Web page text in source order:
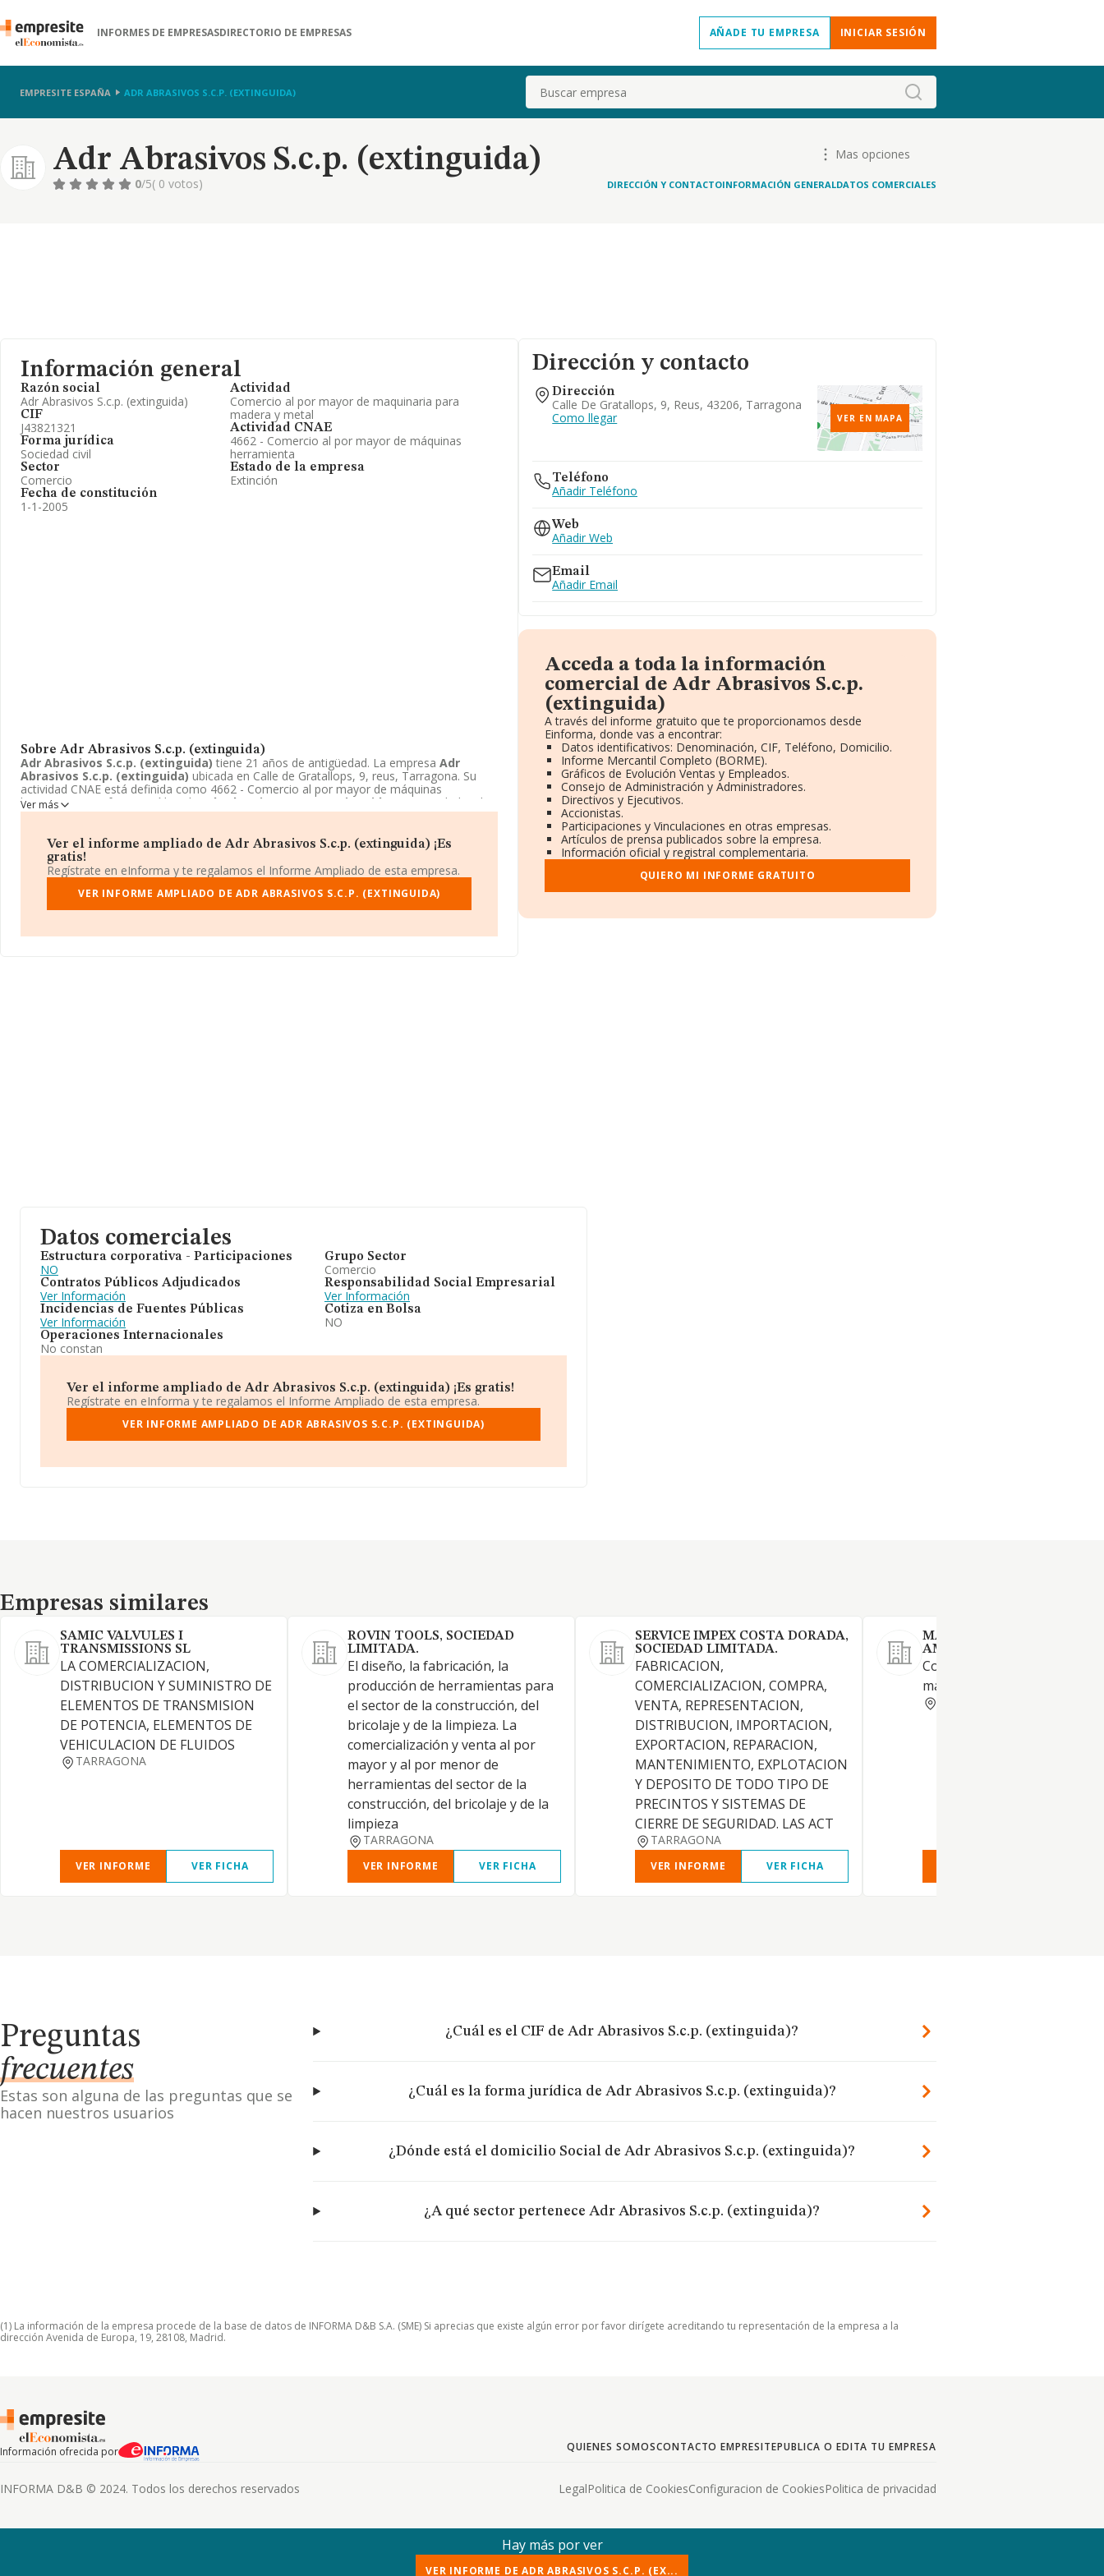
INFORMES DE EMPRESASDIRECTORIO DE EMPRESAS AÑADE TU EMPRESA INICIAR SESIÓN
EMPRESITE ESPAÑA ADR ABRASIVOS S.C.P. (EXTINGUIDA) Buscar
Adr Abrasivos S.c.p. (extinguida)
Mas opciones
0/5( 0 votos) DIRECCIÓN Y CONTACTOINFORMACIÓN GENERALDATOS COMERCIALES
Información general
Razón social
Adr Abrasivos S.c.p. (extinguida)
CIF
J43821321
Forma jurídica
Sociedad civil
Sector
Comercio
Fecha de constitución
1-1-2005
Actividad
Comercio al por mayor de maquinaria para
madera y metal
Actividad CNAE
4662 - Comercio al por mayor de máquinas
herramienta
Estado de la empresa
Extinción
Sobre Adr Abrasivos S.c.p. (extinguida)
Adr Abrasivos S.c.p. (extinguida) tiene 21 años de antigüedad. La empresa Adr
Abrasivos S.c.p. (extinguida) ubicada en Calle de Gratallops, 9, reus, Tarragona. Su
actividad CNAE está definida como 4662 - Comercio al por mayor de máquinas
herramienta. La forma jurídica de
Adr Abrasivos S.c.p. (extinguida) es Sociedad civil.
Ver más
Ver el informe ampliado de Adr Abrasivos S.c.p. (extinguida) ¡Es
gratis!
Regístrate en eInforma y te regalamos el Informe Ampliado de esta empresa.
VER INFORME AMPLIADO DE ADR ABRASIVOS S.C.P. (EXTINGUIDA)
Dirección y contacto
Dirección
Calle De Gratallops, 9, Reus, 43206, Tarragona
Como llegar
VER EN MAPA
Teléfono
Añadir Teléfono
Web
Añadir Web
Email
Añadir Email
Acceda a toda la información
comercial de Adr Abrasivos S.c.p.
(extinguida)
A través del informe gratuito que te proporcionamos desde
Einforma, donde vas a encontrar:
Datos identificativos: Denominación, CIF, Teléfono, Domicilio.
Informe Mercantil Completo (BORME).
Gráficos de Evolución Ventas y Empleados.
Consejo de Administración y Administradores.
Directivos y Ejecutivos.
Accionistas.
Participaciones y Vinculaciones en otras empresas.
Artículos de prensa publicados sobre la empresa.
Información oficial y registral complementaria.
QUIERO MI INFORME GRATUITO
Datos comerciales
Estructura corporativa - Participaciones
NO
Contratos Públicos Adjudicados
Ver Información
Incidencias de Fuentes Públicas
Ver Información
Operaciones Internacionales
No constan
Grupo Sector
Comercio
Responsabilidad Social Empresarial
Ver Información
Cotiza en Bolsa
NO
Ver el informe ampliado de Adr Abrasivos S.c.p. (extinguida) ¡Es gratis!
Regístrate en eInforma y te regalamos el Informe Ampliado de esta empresa.
VER INFORME AMPLIADO DE ADR ABRASIVOS S.C.P. (EXTINGUIDA)
Empresas similares
Empresas similares
SAMIC VALVULES I
TRANSMISSIONS SL
LA COMERCIALIZACION,
DISTRIBUCION Y SUMINISTRO DE
ELEMENTOS DE TRANSMISION
DE POTENCIA, ELEMENTOS DE
VEHICULACION DE FLUIDOS
TARRAGONA
VER INFORME VER FICHA
ROVIN TOOLS, SOCIEDAD
LIMITADA.
El diseño, la fabricación, la
producción de herramientas para
el sector de la construcción, del
bricolaje y de la limpieza. La
comercialización y venta al por
mayor y al por menor de
herramientas del sector de la
construcción, del bricolaje y de la
limpieza
TARRAGONA
VER INFORME VER FICHA
SERVICE IMPEX COSTA DORADA,
SOCIEDAD LIMITADA.
FABRICACION,
COMERCIALIZACION, COMPRA,
VENTA, REPRESENTACION,
DISTRIBUCION, IMPORTACION,
EXPORTACION, REPARACION,
MANTENIMIENTO, EXPLOTACION
Y DEPOSITO DE TODO TIPO DE
PRECINTOS Y SISTEMAS DE
CIERRE DE SEGURIDAD. LAS ACT
TARRAGONA
VER INFORME VER FICHA
MAQUINARIA Y
AMCA SL
Comercio al por mayor de
maquinaria de aluminio y
Preguntas
frecuentes
Estas son alguna de las preguntas que se
hacen nuestros usuarios
¿Cuál es el CIF de Adr Abrasivos S.c.p. (extinguida)?
¿Cuál es la forma jurídica de Adr Abrasivos S.c.p. (extinguida)?
¿Dónde está el domicilio Social de Adr Abrasivos S.c.p. (extinguida)?
¿A qué sector pertenece Adr Abrasivos S.c.p. (extinguida)?
(1) La información de la empresa procede de la base de datos de INFORMA D&B S.A. (SME) Si aprecias que existe algún error por favor dirígete acreditando tu representación de la empresa a la
dirección Avenida de Europa, 19, 28108, Madrid.
Información ofrecida por QUIENES SOMOSCONTACTO EMPRESITEPUBLICA O EDITA TU EMPRESA
INFORMA D&B © 2024. Todos los derechos reservados LegalPolitica de CookiesConfiguracion de CookiesPolitica de privacidad
Hay más por ver
VER INFORME DE ADR ABRASIVOS S.C.P. (EX...